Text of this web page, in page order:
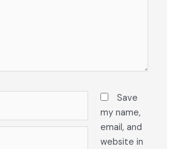
Save
my name,
email, and
website in